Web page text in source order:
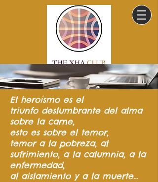
El heroísmo es el
triunfo deslumbrante del alma
sobre la carne,
esto es sobre el temor,
temor a la pobreza, al
sufrimiento, a la calumnia, a la
enfermedad,
al aislamiento y a la muerte…